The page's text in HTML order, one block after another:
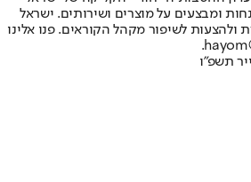
ומבצעים על מוצרים ושירותים. ישראל
ולהצעות לשיפור מקהל הקוראים. פנו אלינו
תשפ"ו